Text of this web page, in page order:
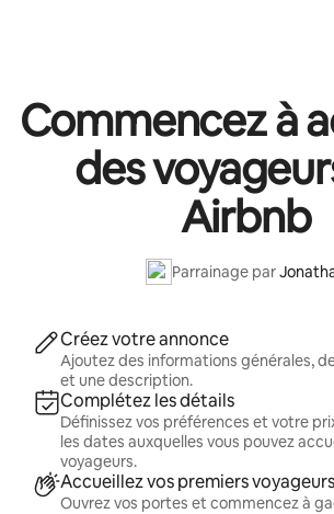
Commencez à
des
Airbnb
Parrainage par
Créez votre annonce
Ajoutez des informations générales,
et une description.
Complétez les détails
Définissez vos préférences et votre
les dates auxquelles vous pouvez
voyageurs.
Accueillez vos premiers voyageurs
Ouvrez vos portes et commencez à